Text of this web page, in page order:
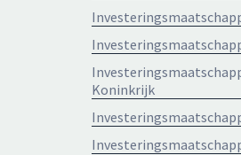
Koninkrijk